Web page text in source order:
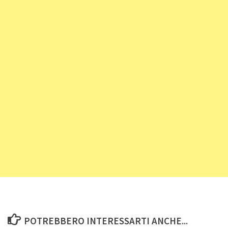
POTREBBERO INTERESSARTI ANCHE...